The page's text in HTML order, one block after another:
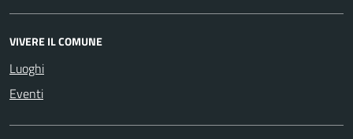
VIVERE IL COMUNE
Luoghi
Eventi